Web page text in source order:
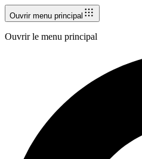
Ouvrir menu principal
Ouvrir le menu principal